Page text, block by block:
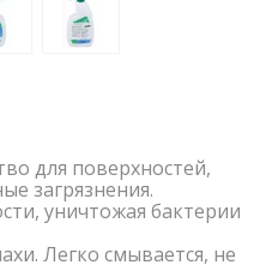
для поверхностей,
загрязнения.
уничтожая бактерии
Легко смывается, не